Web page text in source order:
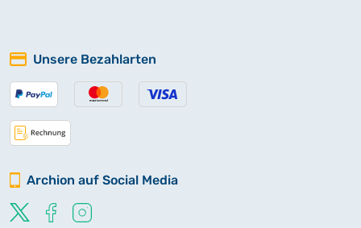
Unsere Bezahlarten
Archion auf Social Media